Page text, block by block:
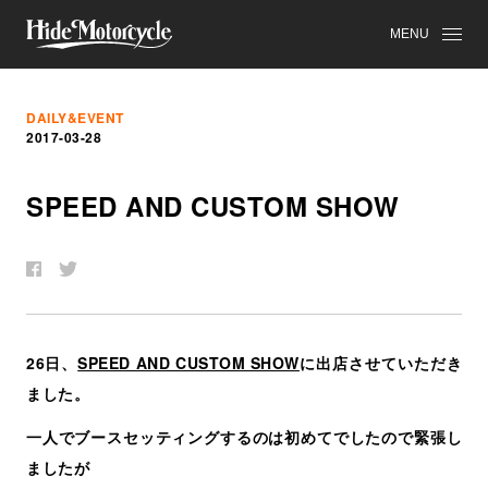
MENU
DAILY&EVENT
2017-03-28
SPEED AND CUSTOM SHOW
26日、SPEED AND CUSTOM SHOWに出店させていただき
ました。
一人でブースセッティングするのは初めてでしたので緊張し
ましたが